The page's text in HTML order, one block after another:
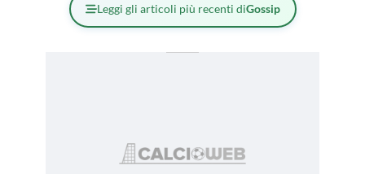
Leggi gli articoli più recenti diGossip